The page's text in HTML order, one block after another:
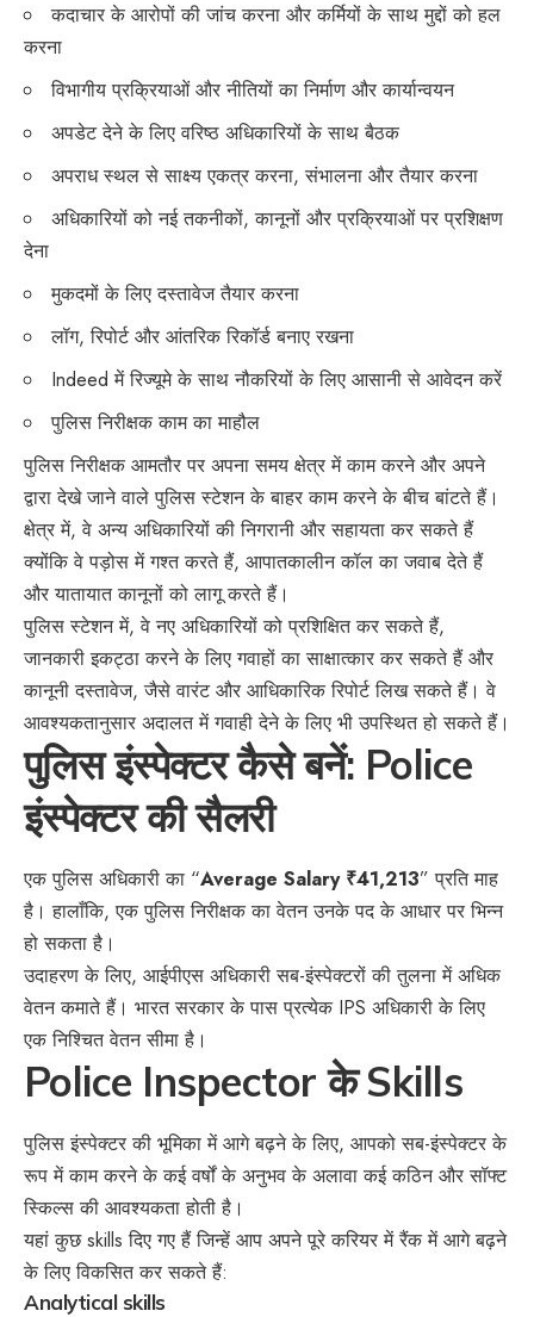
कदाचार के आरोपों की जांच करना और कर्मियों के साथ मुद्दों को हल
करना
विभागीय प्रक्रियाओं और नीतियों का निर्माण और कार्यान्वयन
अपडेट देने के लिए वरिष्ठ अधिकारियों के साथ बैठक
अपराध स्थल से साक्ष्य एकत्र करना, संभालना और तैयार करना
अधिकारियों को नई तकनीकों, कानूनों और प्रक्रियाओं पर प्रशिक्षण
देना
मुकदमों के लिए दस्तावेज तैयार करना
लॉग, रिपोर्ट और आंतरिक रिकॉर्ड बनाए रखना
Indeed में रिज्यूमे के साथ नौकरियों के लिए आसानी से आवेदन करें
पुलिस निरीक्षक काम का माहौल
पुलिस निरीक्षक आमतौर पर अपना समय क्षेत्र में काम करने और अपने
द्वारा देखे जाने वाले पुलिस स्टेशन के बाहर काम करने के बीच बांटते हैं।
क्षेत्र में, वे अन्य अधिकारियों की निगरानी और सहायता कर सकते हैं
क्योंकि वे पड़ोस में गश्त करते हैं, आपातकालीन कॉल का जवाब देते हैं
और यातायात कानूनों को लागू करते हैं।
पुलिस स्टेशन में, वे नए अधिकारियों को प्रशिक्षित कर सकते हैं,
जानकारी इकट्ठा करने के लिए गवाहों का साक्षात्कार कर सकते हैं और
कानूनी दस्तावेज, जैसे वारंट और आधिकारिक रिपोर्ट लिख सकते हैं। वे
आवश्यकतानुसार अदालत में गवाही देने के लिए भी उपस्थित हो सकते हैं।
पुलिस इंस्पेक्टर कैसे बनें: Police
इंस्पेक्टर की सैलरी
एक पुलिस अधिकारी का “Average Salary ₹41,213” प्रति माह
है। हालाँकि, एक पुलिस निरीक्षक का वेतन उनके पद के आधार पर भिन्न
हो सकता है।
उदाहरण के लिए, आईपीएस अधिकारी सब-इंस्पेक्टरों की तुलना में अधिक
वेतन कमाते हैं। भारत सरकार के पास प्रत्येक IPS अधिकारी के लिए
एक निश्चित वेतन सीमा है।
Police InspectorकेSkills
पुलिस इंस्पेक्टर की भूमिका में आगे बढ़ने के लिए, आपको सब-इंस्पेक्टर के
रूप में काम करने के कई वर्षों के अनुभव के अलावा कई कठिन और सॉफ्ट
स्किल्स की आवश्यकता होती है।
यहां कुछ skills दिए गए हैं जिन्हें आप अपने पूरे करियर में रैंक में आगे बढ़ने
के लिए विकसित कर सकते हैं:
Analytical skills